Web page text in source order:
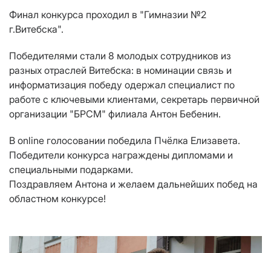
Финал конкурса проходил в "Гимназии №2
г.Витебска".
Победителями стали 8 молодых сотрудников из
разных отраслей Витебска: в номинации связь и
информатизация победу одержал специалист по
работе с ключевыми клиентами, секретарь первичной
организации "БРСМ" филиала Антон Бебенин.
В online голосовании победила Пчёлка Елизавета.
Победители конкурса награждены дипломами и
специальными подарками.
Поздравляем Антона и желаем дальнейших побед на
областном конкурсе!